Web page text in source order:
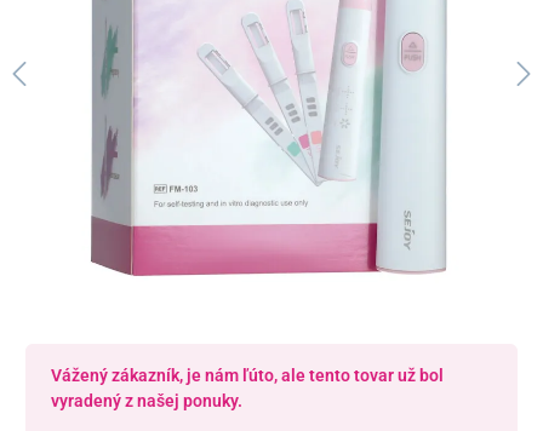
Vážený zákazník, je nám ľúto, ale tento tovar už bol
vyradený z našej ponuky.